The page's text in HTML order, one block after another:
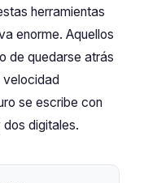
herramientas
enorme. Aquellos
de quedarse atrás
velocidad
se escribe con
digitales.